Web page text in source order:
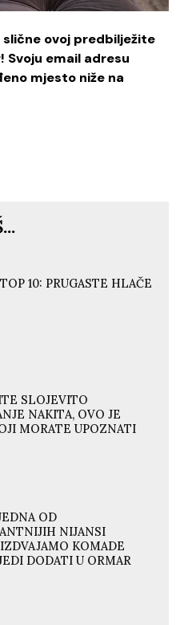
ovoj predbilježite
Svoju email adresu
mjesto niže na
10: PRUGASTE HLAČE
SLOJEVITO
NAKITA, OVO JE
MORATE UPOZNATI
OD
NIJANSI
KOMADE
DODATI U ORMAR